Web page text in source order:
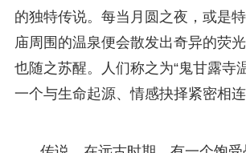
的独特传说。每当月圆之夜，或是
庙周围的温泉便会散发出奇异的荧
也随之苏醒。人们称之为“鬼甘露寺
一个与生命起源、情感抉择紧密相连